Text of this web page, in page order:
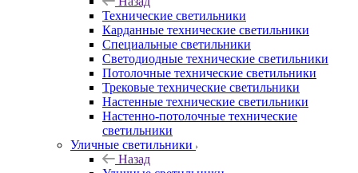
Технические светильники
Карданные технические светильники
Специальные светильники
Светодиодные технические светильники
Потолочные технические светильники
Трековые технические светильники
Настенные технические светильники
Настенно-потолочные технические
светильники
Уличные светильники
Назад